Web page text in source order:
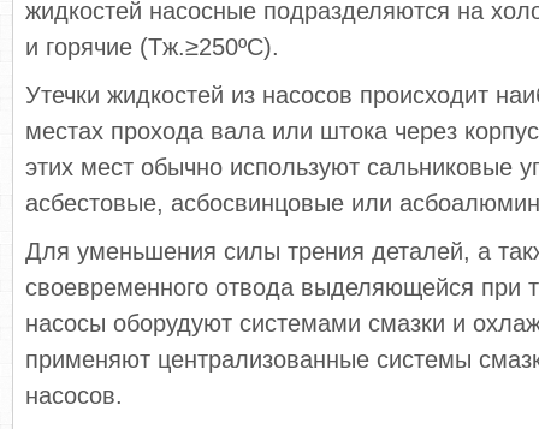
жидкостей насосные подразделяются на
и горячие (Тж.≥250ºС).
Утечки жидкостей из насосов происходит
местах прохода вала или штока через
этих мест обычно используют сальниковые
асбестовые, асбосвинцовые или
Для уменьшения силы трения деталей, а
своевременного отвода выделяющейся при
насосы оборудуют системами смазки и
применяют централизованные системы
насосов.